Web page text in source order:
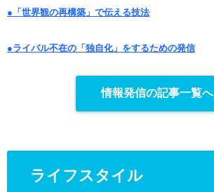
●「世界観の再構築」で伝える技法
●ライバル不在の「独自化」をするための発信
情報発信の記事一覧へ
ライフスタイル